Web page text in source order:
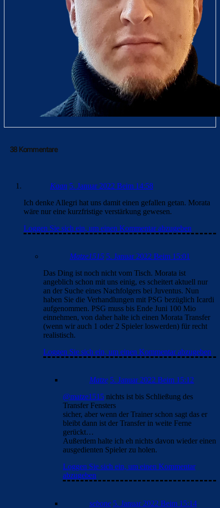
38 Kommentare
Kaan 5. Januar 2022 Beim 14:58
Ich denke Allegri hat uns damit einen gefallen getan. Morata
wäre nur eine kurzfristige verstärkung gewesen.
Loggen Sie sich ein, um einen Kommentar abzugeben
Matze1515 5. Januar 2022 Beim 15:01
Das Ding ist noch nicht vom Tisch. Morata ist
angeblich schon mit uns einig, es scheitert aktuell nur
an der Suche eines Nachfolgers bei Juventus. Nun
haben Sie die Verhandlungen mit PSG bezüglich Icardi
aufgenommen. PSG muss bis Ende Juni 100 Mio
einnehmen, von daher halte ich einen Morata Transfer
(wenn wir auch 1 oder 2 Spieler loswerden) für recht
realistisch.
Loggen Sie sich ein, um einen Kommentar abzugeben
Matze 5. Januar 2022 Beim 15:12
@matze1515 nichts ist bis Schließung des
Transfer Fensters
sicher, aber wenn der Trainer schon sagt das er
bleibt dann ist der Transfer in weite Ferne
gerückt…
Außerdem halte ich eh nichts davon wieder einen
ausgedienten Spieler zu holen.
Loggen Sie sich ein, um einen Kommentar
abzugeben
sebone 5. Januar 2022 Beim 15:14